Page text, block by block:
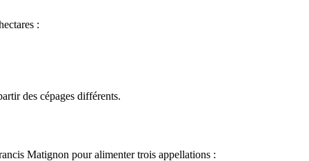
:
des cépages différents.
Matignon pour alimenter trois appellations :